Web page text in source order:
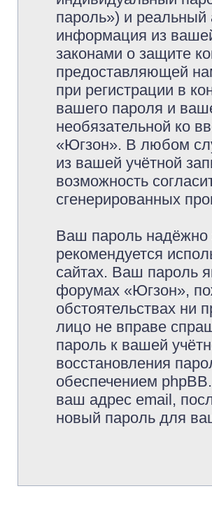
пароль») и
информация из
законами о защите
предоставляющей
при регистрации в
вашего пароля и
необязательной ко
«Югзон». В любом
из вашей учётной
возможность
сгенерированных
Ваш пароль
рекомендуется
сайтах. Ваш пароль
форумах «Югзон»,
обстоятельствах ни
лицо не вправе
пароль к вашей
восстановления
обеспечением
ваш адрес email,
новый пароль для